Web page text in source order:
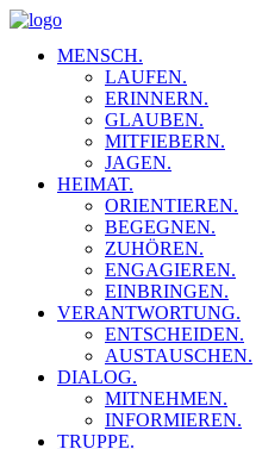
MENSCH.
LAUFEN.
ERINNERN.
GLAUBEN.
MITFIEBERN.
JAGEN.
HEIMAT.
ORIENTIEREN.
BEGEGNEN.
ZUHÖREN.
ENGAGIEREN.
EINBRINGEN.
VERANTWORTUNG.
ENTSCHEIDEN.
AUSTAUSCHEN.
DIALOG.
MITNEHMEN.
INFORMIEREN.
TRUPPE.